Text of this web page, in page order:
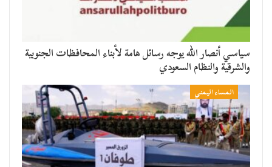
سياسي أنصار الله يوجه رسائل هامة لأبناء المحافظات الجنوبية
والشرقية والنظام السعودي
المساء اليمني